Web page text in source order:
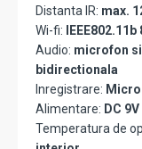
Distanta IR: max.
Wi-fi:
Audio: microfon
bidirectionala
Inregistrare: Micro
Alimentare: DC
Temperatura de